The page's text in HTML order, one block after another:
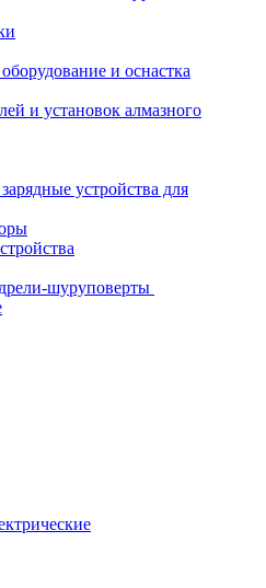
и оснастка
и установок алмазного
устройства для
шуруповерты